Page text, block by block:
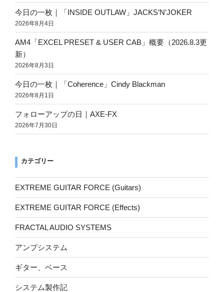
り
今日の一枚｜「INSIDE OUTLAW」JACKS’N’JOKER
2026年8月4日
AM4「EXCEL PRESET & USER CAB」概要（2026.8.3更
新）
2026年8月3日
今日の一枚｜「Coherence」Cindy Blackman
2026年8月1日
フォローアップの日｜AXE-FX
2026年7月30日
カテゴリー
EXTREME GUITAR FORCE (Guitars)
EXTREME GUITAR FORCE (Effects)
FRACTAL AUDIO SYSTEMS
アンプシステム
ギター、ベース
システム製作記